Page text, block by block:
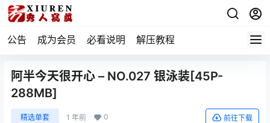
公告 成为会员 必看说明 解压教程
阿半今天很开心 – NO.027 银泳装[45P-
288MB]
精选单套 1 年前 0 前往下载